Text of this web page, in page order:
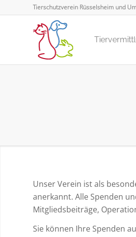
Tierschutzverein Rüsselsheim und
Unser Verein ist als
anerkannt. Alle Spenden
Mitgliedsbeiträge,
Sie können Ihre Spenden